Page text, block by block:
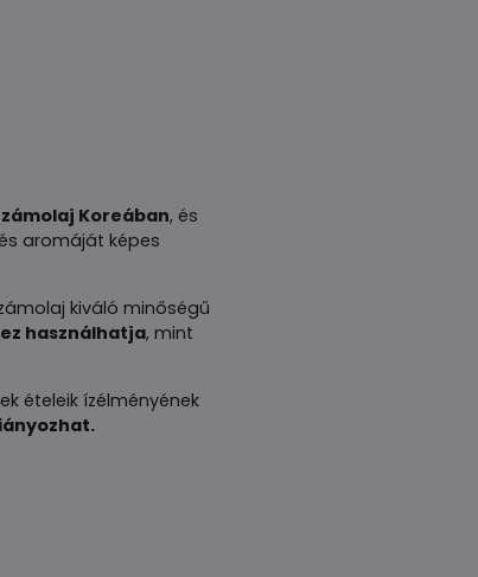
Koreában, és
aromáját képes
kiváló minőségű
használhatja, mint
ételeik ízélményének